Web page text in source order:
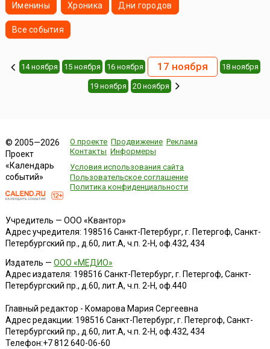
Именины Хроника Дни городов
Все события
14 ноября 15 ноября 16 ноября 17 ноября 18 ноября
19 ноября 20 ноября
© 2005—2026
Проект
«Календарь
событий»
О проекте Продвижение Реклама
Контакты Информеры
Условия использования сайта
Пользовательское соглашение
Политика конфиденциальности
Учредитель — ООО «Квантор»
Адрес учредителя: 198516 Санкт-Петербург, г. Петергоф, Санкт-
Петербургский пр., д.60, лит.А, ч.п. 2-Н, оф.432, 434
Издатель — ООО «МЕДИО»
Адрес издателя: 198516 Санкт-Петербург, г. Петергоф, Санкт-
Петербургский пр., д.60, лит.А, ч.п. 2-Н, оф.440
Главный редактор - Комарова Мария Сергеевна
Адрес редакции: 198516 Санкт-Петербург, г. Петергоф, Санкт-
Петербургский пр., д.60, лит.А, ч.п. 2-Н, оф.432, 434
Телефон:+7 812 640-06-60